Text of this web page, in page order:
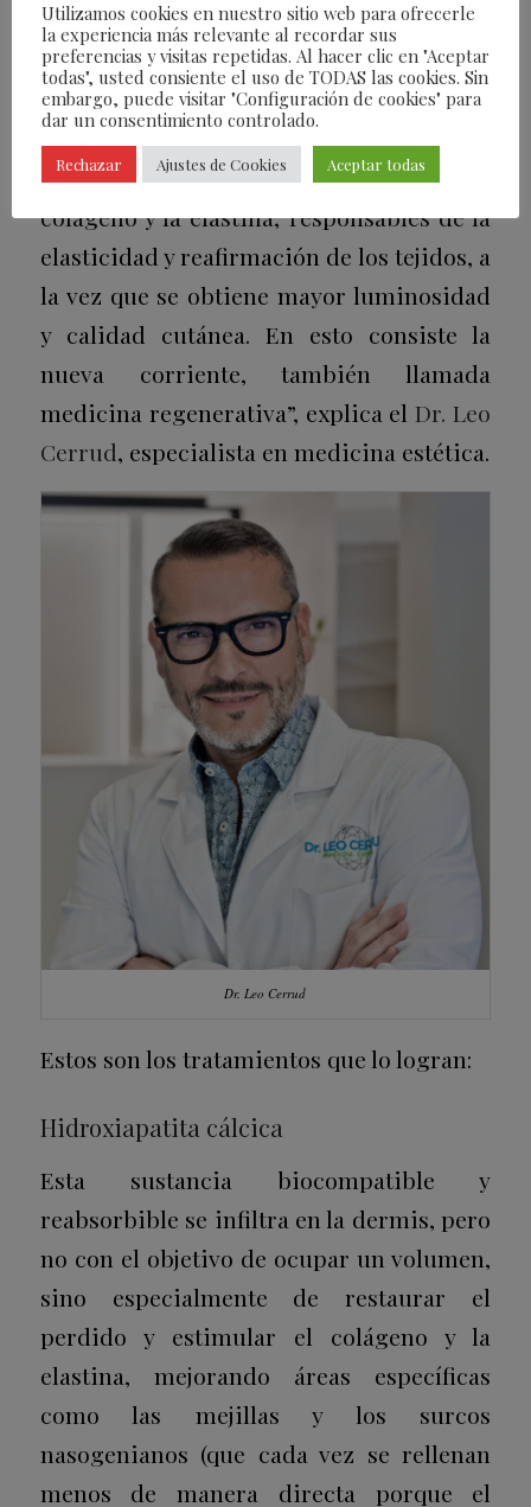
la auto reparación de los tejidos gracias a
la regeneración y activación de las
propias células. Al ponerse a trabajar,
ponen en marcha los mecanismos
necesarios para la inducción del
colágeno y la elastina, responsables de la
elasticidad y reafirmación de los tejidos, a
la vez que se obtiene mayor luminosidad
y calidad cutánea. En esto consiste la
nueva corriente, también llamada
medicina regenerativa”, explica el Dr. Leo
Cerrud, especialista en medicina estética.
Dr. Leo Cerrud
Estos son los tratamientos que lo logran:
Hidroxiapatita cálcica
Esta sustancia biocompatible y
reabsorbible se infiltra en la dermis, pero
no con el objetivo de ocupar un volumen,
sino especialmente de restaurar el
perdido y estimular el colágeno y la
elastina, mejorando áreas específicas
como las mejillas y los surcos
nasogenianos (que cada vez se rellenan
menos de manera directa porque el
Utilizamos cookies en nuestro sitio web para ofrecerle
la experiencia más relevante al recordar sus
preferencias y visitas repetidas. Al hacer clic en "Aceptar
todas", usted consiente el uso de TODAS las cookies. Sin
embargo, puede visitar "Configuración de cookies" para
dar un consentimiento controlado.
Rechazar Ajustes de Cookies Aceptar todas